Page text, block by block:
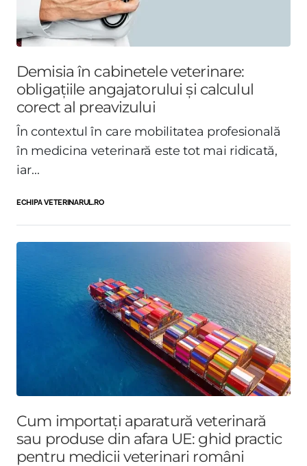
Demisia în cabinetele veterinare:
obligațiile angajatorului și calculul
corect al preavizului
În contextul în care mobilitatea profesională
în medicina veterinară este tot mai ridicată,
iar...
ECHIPA VETERINARUL.RO
Cum importați aparatură veterinară
sau produse din afara UE: ghid practic
pentru medicii veterinari români